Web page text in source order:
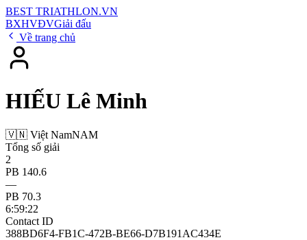
BEST TRIATHLON.VN
BXHVĐVGiải đấu
Về trang chủ
HIẾU Lê Minh
🇻🇳 Việt NamNAM
Tổng số giải
2
PB 140.6
—
PB 70.3
6:59:22
Contact ID
388BD6F4-FB1C-472B-BE66-D7B191AC434E